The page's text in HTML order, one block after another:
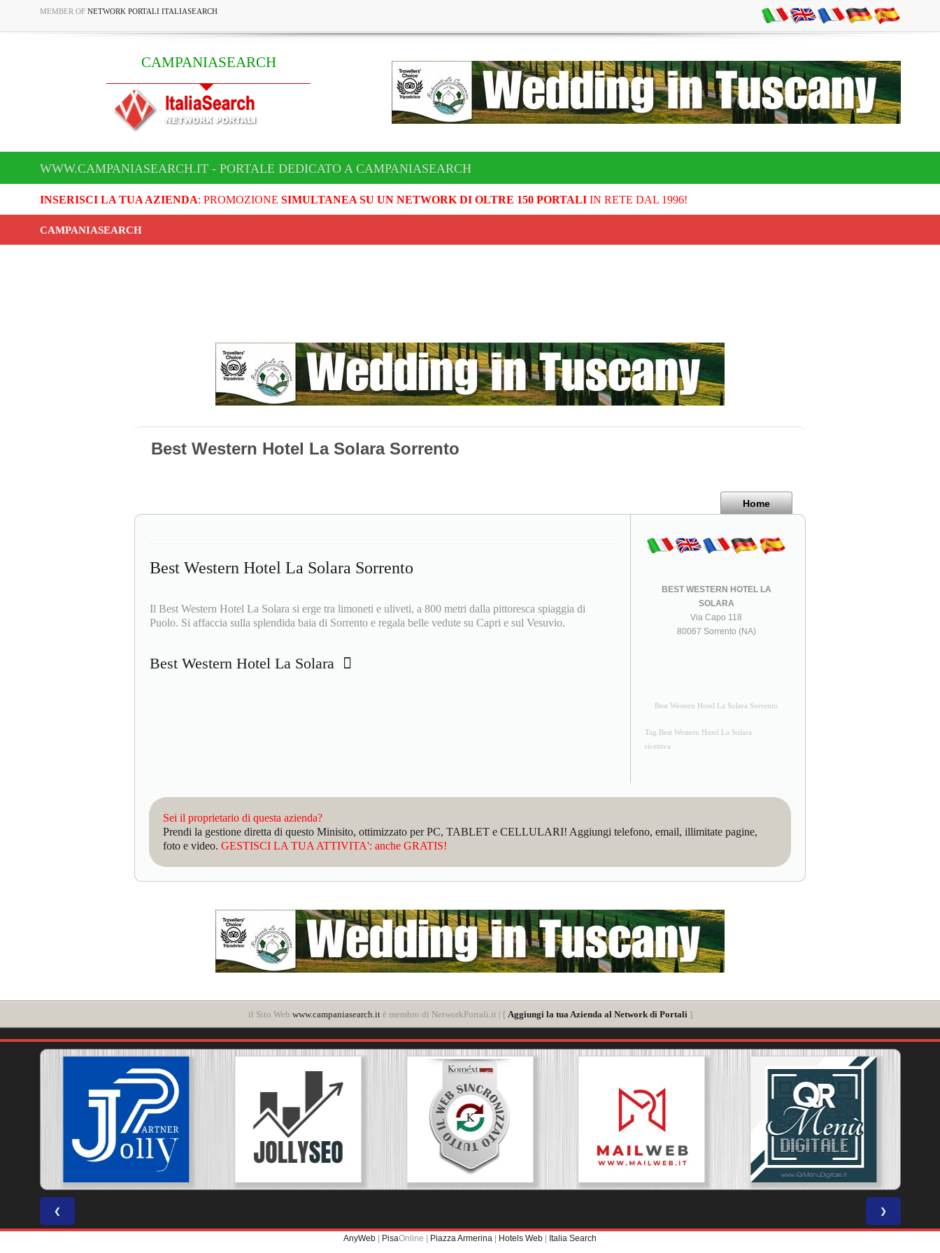
MEMBER OF NETWORK PORTALI ITALIASEARCH
CAMPANIASEARCH
WWW.CAMPANIASEARCH.IT - PORTALE DEDICATO A CAMPANIASEARCH
INSERISCI LA TUA AZIENDA: PROMOZIONE SIMULTANEA SU UN NETWORK DI OLTRE 150 PORTALIIN RETE DAL 1996!
CAMPANIASEARCH
Best Western Hotel La Solara Sorrento
Home
Best Western Hotel La Solara Sorrento
Il Best Western Hotel La Solara si erge tra limoneti e uliveti, a 800 metri dalla pittoresca spiaggia di
Puolo. Si affaccia sulla splendida baia di Sorrento e regala belle vedute su Capri e sul Vesuvio.
Best Western Hotel La Solara
BEST WESTERN HOTEL LA
SOLARA
Via Capo 118
80067 Sorrento (NA)
Best Western Hotel La Solara Sorrento
Tag Best Western Hotel La Solara
ricettiva
Sei il proprietario di questa azienda?
Prendi la gestione diretta di questo Minisito, ottimizzato per PC, TABLET e CELLULARI! Aggiungi telefono, email, illimitate pagine,
foto e video. GESTISCI LA TUA ATTIVITA': anche GRATIS!
il Sito Web www.campaniasearch.itè membro di NetworkPortali.it | [ Aggiungi la tua Azienda al Network di Portali ]
❮ ❯
AnyWeb | PisaOnline | Piazza Armerina | Hotels Web | Italia Search